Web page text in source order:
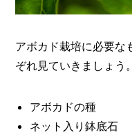
アボカド栽培に必要な
ぞれ見ていきましょう。
アボカドの種
ネット入り鉢底石